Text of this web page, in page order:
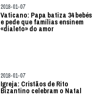
2018-01-07
Vaticano: Papa batiza 34 bebés
e pede que famílias ensinem
«dialeto» do amor
2018-01-07
Igreja: Cristãos de Rito
Bizantino celebram o Natal